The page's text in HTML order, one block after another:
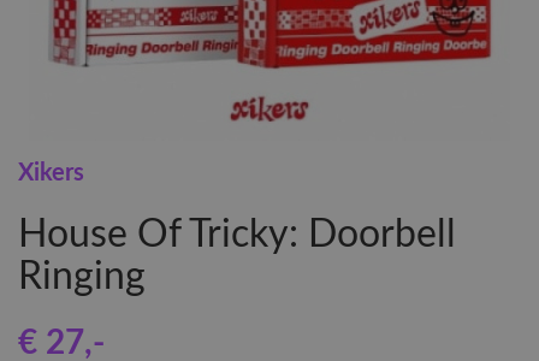
Xikers
House Of Tricky: Doorbell
Ringing
€ 27,-